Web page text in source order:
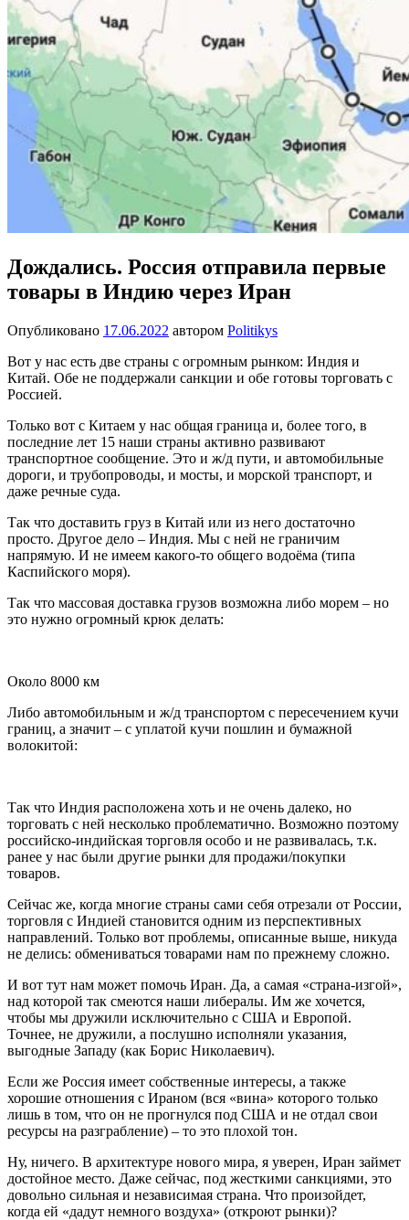
Дождались. Россия отправила первые
товары в Индию через Иран
Опубликовано 17.06.2022 автором Politikys
Вот у нас есть две страны с огромным рынком: Индия и
Китай. Обе не поддержали санкции и обе готовы торговать с
Россией.
Только вот с Китаем у нас общая граница и, более того, в
последние лет 15 наши страны активно развивают
транспортное сообщение. Это и ж/д пути, и автомобильные
дороги, и трубопроводы, и мосты, и морской транспорт, и
даже речные суда.
Так что доставить груз в Китай или из него достаточно
просто. Другое дело – Индия. Мы с ней не граничим
напрямую. И не имеем какого-то общего водоёма (типа
Каспийского моря).
Так что массовая доставка грузов возможна либо морем – но
это нужно огромный крюк делать:
Около 8000 км
Либо автомобильным и ж/д транспортом с пересечением кучи
границ, а значит – с уплатой кучи пошлин и бумажной
волокитой:
Так что Индия расположена хоть и не очень далеко, но
торговать с ней несколько проблематично. Возможно поэтому
российско-индийская торговля особо и не развивалась, т.к.
ранее у нас были другие рынки для продажи/покупки
товаров.
Сейчас же, когда многие страны сами себя отрезали от России,
торговля с Индией становится одним из перспективных
направлений. Только вот проблемы, описанные выше, никуда
не делись: обмениваться товарами нам по прежнему сложно.
И вот тут нам может помочь Иран. Да, а самая «страна-изгой»,
над которой так смеются наши либералы. Им же хочется,
чтобы мы дружили исключительно с США и Европой.
Точнее, не дружили, а послушно исполняли указания,
выгодные Западу (как Борис Николаевич).
Если же Россия имеет собственные интересы, а также
хорошие отношения с Ираном (вся «вина» которого только
лишь в том, что он не прогнулся под США и не отдал свои
ресурсы на разграбление) – то это плохой тон.
Ну, ничего. В архитектуре нового мира, я уверен, Иран займет
достойное место. Даже сейчас, под жесткими санкциями, это
довольно сильная и независимая страна. Что произойдет,
когда ей «дадут немного воздуха» (откроют рынки)?